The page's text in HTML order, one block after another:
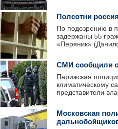
Полсотни
По подозрению в
задержаны 55
«Перяник»
СМИ сообщили о
Парижская
климатическому
представители
Московская